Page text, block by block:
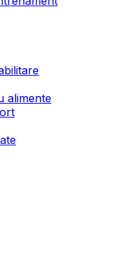
alimente